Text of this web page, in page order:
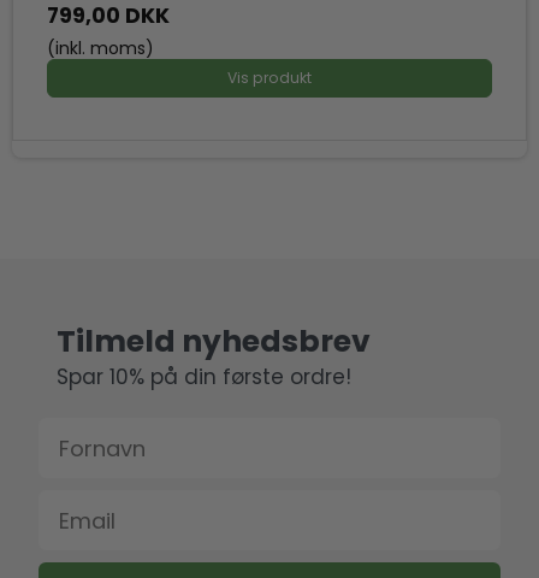
799,00 DKK
(inkl. moms)
Vis produkt
Tilmeld nyhedsbrev
Spar 10% på din første ordre!
Fornavn
Email